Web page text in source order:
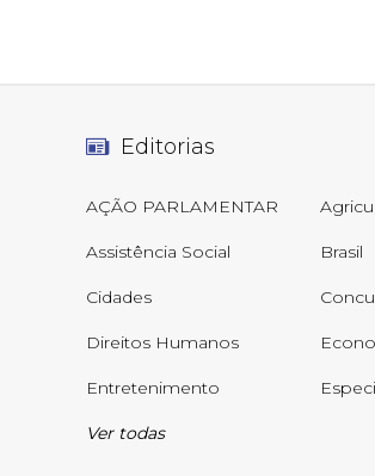
Editorias
AÇÃO PARLAMENTAR
Assistência Social Brasil
Cidades
Direitos Humanos
Entretenimento
Ver todas